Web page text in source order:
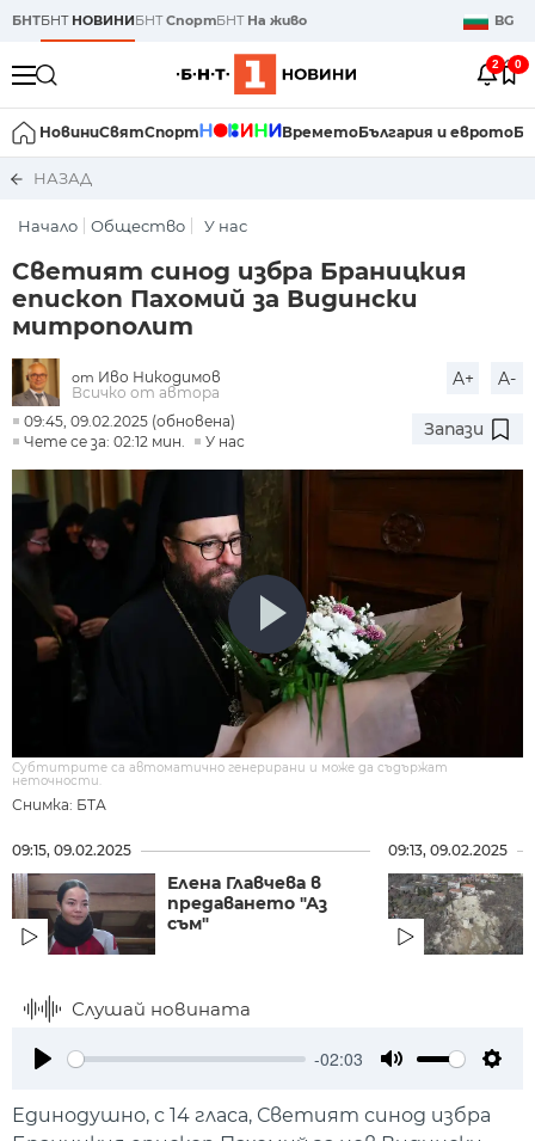
БНТБНТ НОВИНИБНТСпортБНТ На живо BG
2 0
НовиниСвятСпорт ВреметоБългария и еврото
НАЗАД
Начало Общество У нас
Светият синод избра Браницкия
епископ Пахомий за Видински
митрополит
от Иво Никодимов
Всичко от автора
A+ A-
09:45, 09.02.2025 (обновена)
Чете се за: 02:12 мин.
У нас
Запази
Снимка: БТА
Субтитрите са автоматично генерирани и може да съдържат
неточности.
09:15, 09.02.2025
Елена Главчева в
предаването "Аз
съм"
09:13, 09.02.2025
Слушай новината
-02:03
Единодушно, с 14 гласа, Светият синод избра